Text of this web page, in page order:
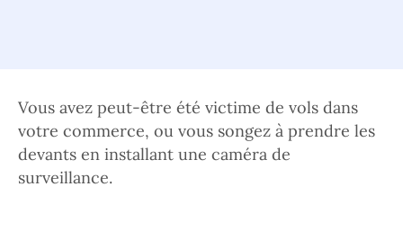
Vous avez peut-être été victime de vols dans
votre commerce, ou vous songez à prendre les
devants en installant une caméra de
surveillance.